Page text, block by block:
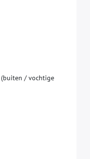
(buiten / vochtige